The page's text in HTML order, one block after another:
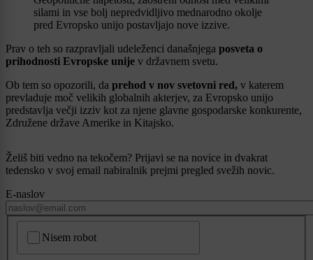
silami in vse bolj nepredvidljivo mednarodno okolje
pred Evropsko unijo postavljajo nove izzive.
Prav o teh so razpravljali udeleženci današnjega posveta o
prihodnosti Evropske unije v državnem svetu.
Ob tem so opozorili, da prehod v nov svetovni red, v katerem
prevladuje moč velikih globalnih akterjev, za Evropsko unijo
predstavlja večji izziv kot za njene glavne gospodarske konkurente,
Združene države Amerike in Kitajsko.
Želiš biti vedno na tekočem? Prijavi se na novice in dvakrat
tedensko v svoj email nabiralnik prejmi pregled svežih novic.
E-naslov
Nisem robot